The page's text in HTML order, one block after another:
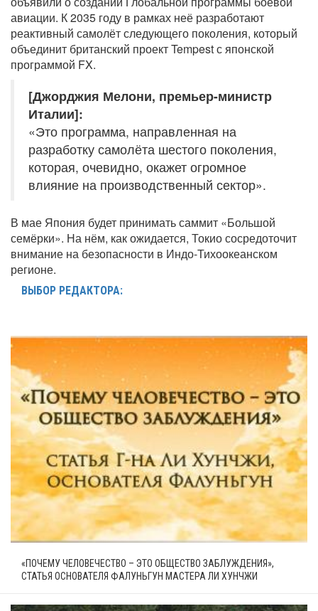
авиации. К 2035 году в рамках неё разработают
реактивный самолёт следующего поколения, который
объединит британский проект Tempest с японской
программой FX.
[Джорджия Мелони, премьер-министр
Италии]:
«Это программа, направленная на
разработку самолёта шестого поколения,
которая, очевидно, окажет огромное
влияние на производственный сектор».
В мае Япония будет принимать саммит «Большой
семёрки». На нём, как ожидается, Токио сосредоточит
внимание на безопасности в Индо-Тихоокеанском
регионе.
ВЫБОР РЕДАКТОРА:
«ПОЧЕМУ ЧЕЛОВЕЧЕСТВО – ЭТО ОБЩЕСТВО ЗАБЛУЖДЕНИЯ»,
СТАТЬЯ ОСНОВАТЕЛЯ ФАЛУНЬГУН МАСТЕРА ЛИ ХУНЧЖИ